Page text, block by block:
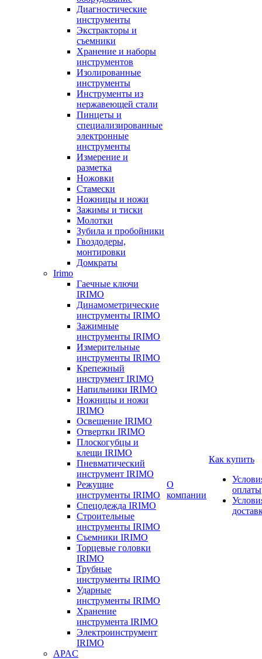
Диагностические
инструменты
Экстракторы и
съемники
Хранение и наборы
инструментов
Изолированные
инструменты
Инструменты из
нержавеющей стали
Пинцеты и
специализированные
электронные
инструменты
Измерение и
разметка
Ножовки
Стамески
Ножницы и ножи
Зажимы и тиски
Молотки
Зубила и пробойники
Гвоздодеры,
монтировки
Домкраты
Irimo
Гаечные ключи
IRIMO
Динамометрические
инструменты IRIMO
Зажимные
инструменты IRIMO
Измерительные
инструменты IRIMO
Крепежный
инструмент IRIMO
Напильники IRIMO
Ножницы и ножи
IRIMO
Освещение IRIMO
Отвертки IRIMO
Плоскогубцы и
клещи IRIMO
Пневматический
инструмент IRIMO
Режущие
инструменты IRIMO
Спецодежда IRIMO
Строительные
инструменты IRIMO
Съемники IRIMO
Торцевые головки
IRIMO
Трубные
инструменты IRIMO
Ударные
инструменты IRIMO
Хранение
инструмента IRIMO
Электроинструмент
IRIMO
APAC
О
компании
Как купить
оплаты